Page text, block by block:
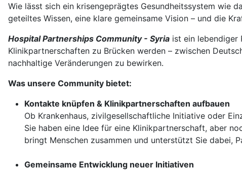
Wie lässt sich ein krisengeprägtes Gesundheitssystem wie
geteiltes Wissen, eine klare gemeinsame Vision – und die
Hospital Partnerships Community - Syria ist ein lebendiger
Klinikpartnerschaften zu Brücken werden – zwischen
nachhaltige Veränderungen zu bewirken.
Was unsere Community bietet:
Kontakte knüpfen & Klinikpartnerschaften aufbauen
Ob Krankenhaus, zivilgesellschaftliche Initiative oder
Sie haben eine Idee für eine Klinikpartnerschaft, aber
bringt Menschen zusammen und unterstützt Sie dabei,
Gemeinsame Entwicklung neuer Initiativen